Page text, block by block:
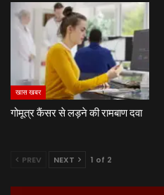
खास खबर
गोमूत्र कैंसर से लड़ने की रामबाण दवा
PREV NEXT 1 of 2